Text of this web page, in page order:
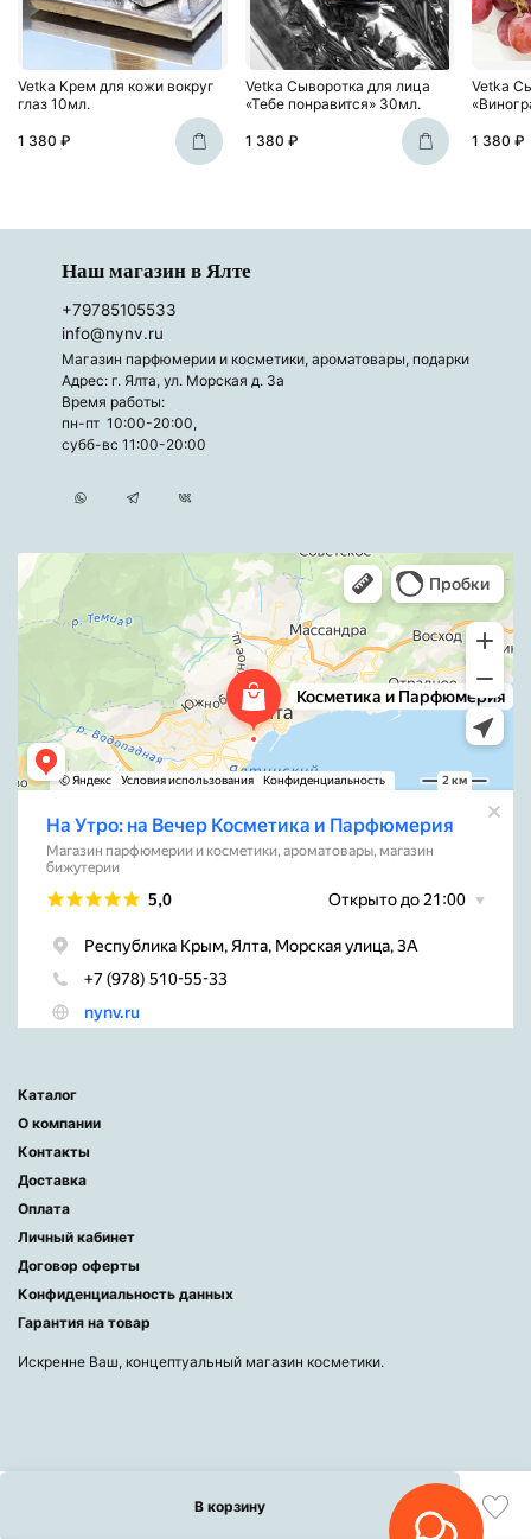
В корзину
Vetka Крем для кожи вокруг
глаз 10мл.
1 380 ₽
Vetka Сыворотка для лица
«Тебе понравится» 30мл.
1 380 ₽
Vetka
1 380 ₽
Наш магазин в Ялте
+79785105533
info@nynv.ru
Магазин парфюмерии и косметики, ароматовары, подарки
Адрес: г. Ялта, ул. Морская д. 3а
Время работы:
пн-пт 10:00-20:00,
субб-вс 11:00-20:00
Каталог
О компании
Контакты
Доставка
Оплата
Личный кабинет
Договор оферты
Конфиденциальность данных
Гарантия на товар
Искренне Ваш, концептуальный магазин косметики.